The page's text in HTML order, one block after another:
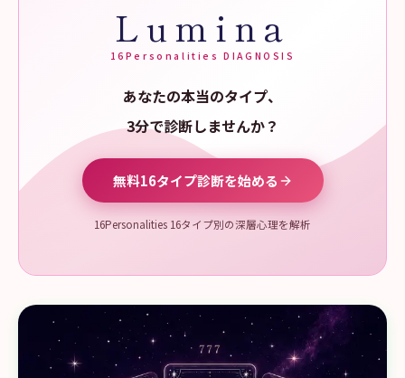
Lumina
16Personalities DIAGNOSIS
あなたの本当のタイプ、
3分で診断しませんか？
無料16タイプ診断を始める
16Personalities 16タイプ別の深層心理を解析